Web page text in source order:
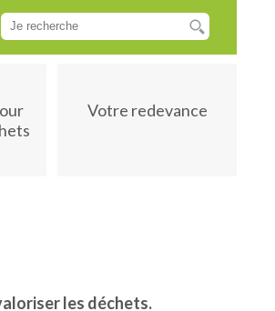
Votre redevance
les déchets.